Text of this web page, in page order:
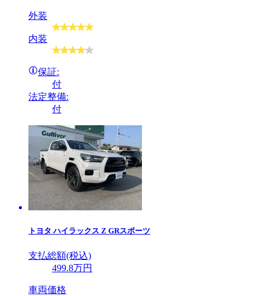
外装
内装
保証:
付
法定整備:
付
トヨタ ハイラックス Z GRスポーツ
支払総額(税込)
499.8万円
車両価格